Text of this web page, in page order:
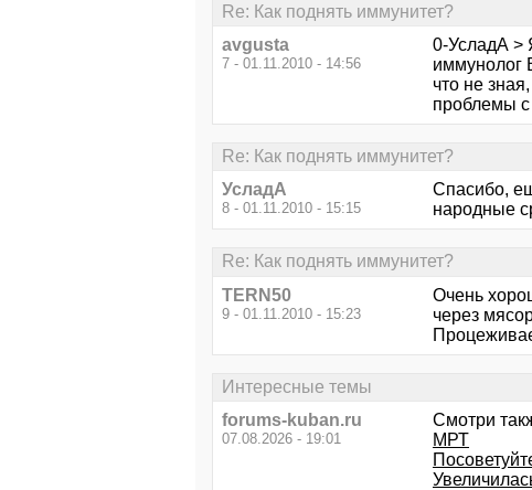
Re: Как поднять иммунитет?
avgusta
7 - 01.11.2010 - 14:56
0-УсладА >
иммунолог
что не
проблемы с
Re: Как поднять иммунитет?
УсладА
8 - 01.11.2010 - 15:15
Спасибо,
народные
Re: Как поднять иммунитет?
TERN50
9 - 01.11.2010 - 15:23
Очень
через
Интересные темы
forums-kuban.ru
07.08.2026 - 19:01
Смотри
МРТ